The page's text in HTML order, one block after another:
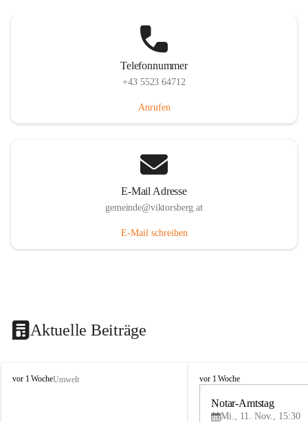
Telefonnummer
+43 5523 64712
Anrufen
E-Mail Adresse
gemeinde@viktorsberg.at
E-Mail schreiben
Aktuelle Beiträge
V
vor 1 WocheUmwelt
V
vor 1 Woche
Notar-Amtstag
Mi., 11. Nov., 15:30